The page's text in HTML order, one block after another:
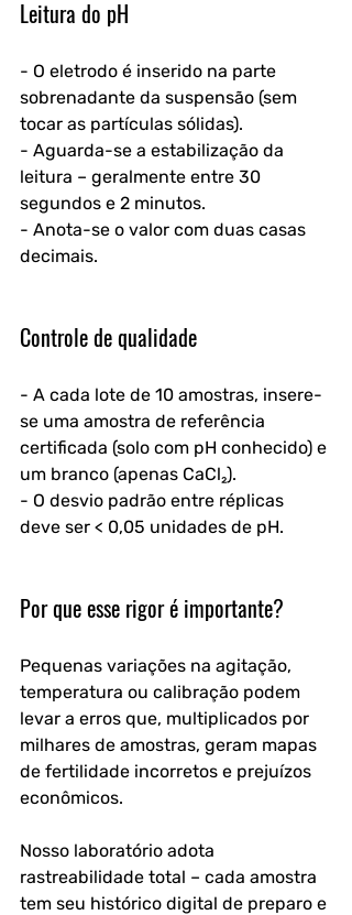
Leitura do pH
- O eletrodo é inserido na parte
sobrenadante da suspensão (sem
tocar as partículas sólidas).
- Aguarda-se a estabilização da
leitura – geralmente entre 30
segundos e 2 minutos.
- Anota-se o valor com duas casas
decimais.
Controle de qualidade
- A cada lote de 10 amostras, insere-
se uma amostra de referência
certificada (solo com pH conhecido) e
um branco (apenas CaCl₂).
- O desvio padrão entre réplicas
deve ser < 0,05 unidades de pH.
Por que esse rigor é importante?
Pequenas variações na agitação,
temperatura ou calibração podem
levar a erros que, multiplicados por
milhares de amostras, geram mapas
de fertilidade incorretos e prejuízos
econômicos.
Nosso laboratório adota
rastreabilidade total – cada amostra
tem seu histórico digital de preparo e